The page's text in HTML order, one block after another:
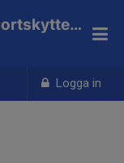
Logga in
Göteborgs Pistol och Sportskytteklubb